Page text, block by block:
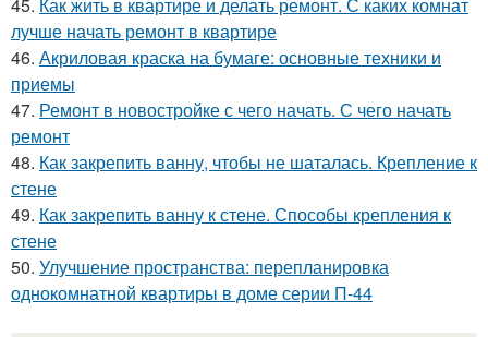
лучше начать ремонт в квартире
46. Акриловая краска на бумаге: основные техники и
приемы
47. Ремонт в новостройке с чего начать. С чего начать
ремонт
48. Как закрепить ванну, чтобы не шаталась. Крепление к
стене
49. Как закрепить ванну к стене. Способы крепления к
стене
50. Улучшение пространства: перепланировка
однокомнатной квартиры в доме серии П-44